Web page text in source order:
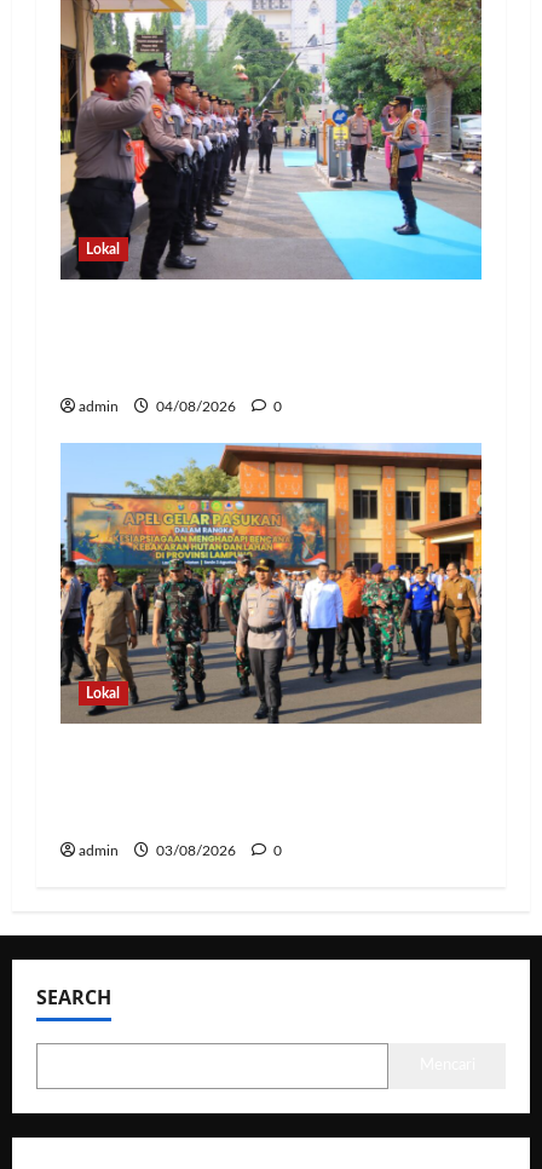
Lokal
admin 04/08/2026 0
Lokal
admin 03/08/2026 0
SEARCH